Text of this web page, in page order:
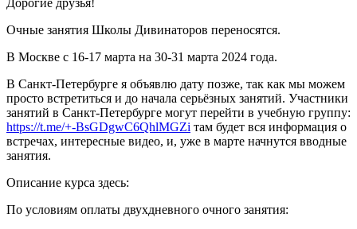
Дорогие друзья!
Очные занятия Школы Дивинаторов переносятся.
В Москве с 16-17 марта на 30-31 марта 2024 года.
В Санкт-Петербурге я объявлю дату позже, так как мы можем
просто встретиться и до начала серьёзных занятий. Участники
занятий в Санкт-Петербурге могут перейти в учебную группу:
https://t.me/+-BsGDgwC6QhlMGZi там будет вся информация о
встречах, интересные видео, и, уже в марте начнутся вводные
занятия.
Описание курса здесь:
По условиям оплаты двухдневного очного занятия: